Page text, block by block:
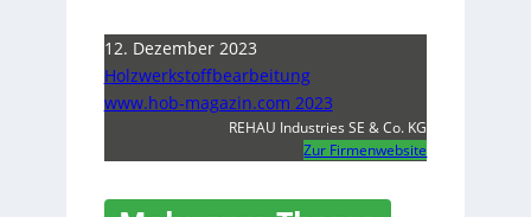
12. Dezember 2023
Holzwerkstoffbearbeitung
www.hob-magazin.com 2023
REHAU Industries SE & Co. KG
Zur Firmenwebsite